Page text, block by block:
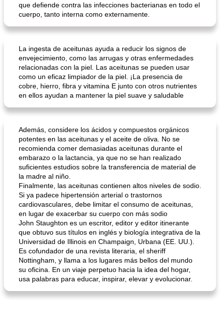
que defiende contra las infecciones bacterianas en todo el
cuerpo, tanto interna como externamente.
La ingesta de aceitunas ayuda a reducir los signos de
envejecimiento, como las arrugas y otras enfermedades
relacionadas con la piel. Las aceitunas se pueden usar
como un eficaz limpiador de la piel. ¡La presencia de
cobre, hierro, fibra y vitamina E junto con otros nutrientes
en ellos ayudan a mantener la piel suave y saludable
Además, considere los ácidos y compuestos orgánicos
potentes en las aceitunas y el aceite de oliva. No se
recomienda comer demasiadas aceitunas durante el
embarazo o la lactancia, ya que no se han realizado
suficientes estudios sobre la transferencia de material de
la madre al niño.
Finalmente, las aceitunas contienen altos niveles de sodio.
Si ya padece hipertensión arterial o trastornos
cardiovasculares, debe limitar el consumo de aceitunas,
en lugar de exacerbar su cuerpo con más sodio
John Staughton es un escritor, editor y editor itinerante
que obtuvo sus títulos en inglés y biología integrativa de la
Universidad de Illinois en Champaign, Urbana (EE. UU.).
Es cofundador de una revista literaria, el sheriff
Nottingham, y llama a los lugares más bellos del mundo
su oficina. En un viaje perpetuo hacia la idea del hogar,
usa palabras para educar, inspirar, elevar y evolucionar.